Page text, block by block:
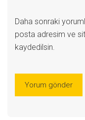
Daha sonraki
posta adresim ve
kaydedilsin.